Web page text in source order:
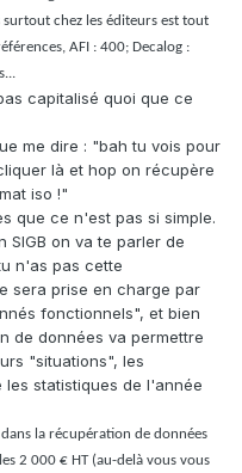
chez les éditeurs est tout
AFI : 400; Decalog :
capitalisé quoi que ce
me dire : "bah tu vois pour
là et hop on récupère
iso !"
que ce n'est pas si simple.
SIGB on va te parler de
n'as pas cette
sera prise en charge par
fonctionnels", et bien
de données va permettre
"situations", les
statistiques de l'année
la récupération de données
2 000 € HT (au-delà vous vous